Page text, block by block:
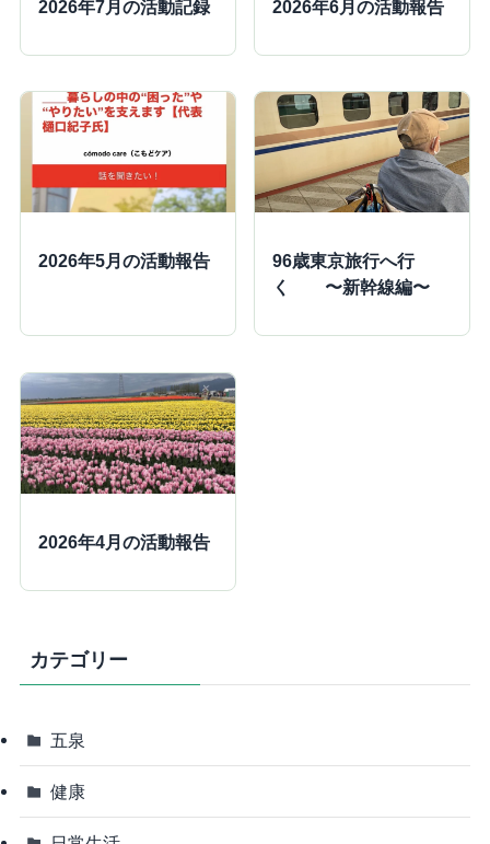
2026年7月の活動記録 2026年6月の活動報告
2026年5月の活動報告
96歳東京旅行へ行
く 〜新幹線編〜
2026年4月の活動報告
カテゴリー
五泉
健康